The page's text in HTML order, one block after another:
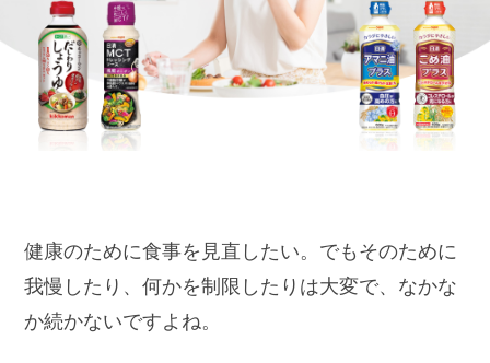
健康のために食事を見直したい。でもそのために
我慢したり、何かを制限したりは大変で、なかな
か続かないですよね。